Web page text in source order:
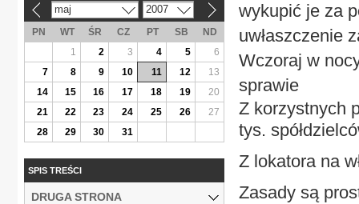
wykupić je za
uwłaszczenie
Wczoraj w
sprawie
Z korzystnych
tys.
Z lokatora na
Zasady są
maj 2007
PN WT ŚR CZ PT SB
ND
1
2 3 4 5
6
7
8 9 10 11 12
13
14
15 16 17 18 19
20
21
22 23 24 25 26
27
28
29 30 31
SPIS TREŚCI
DRUGA STRONA